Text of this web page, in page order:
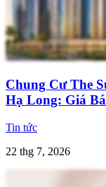
Chung Cư The
Hạ Long: Giá
Tin tức
22 thg 7, 2026